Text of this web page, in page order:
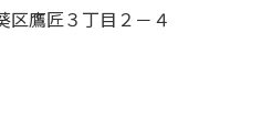
匠３丁目２－４